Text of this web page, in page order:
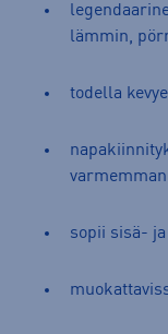
lämmin,
todella
sopii sisä-